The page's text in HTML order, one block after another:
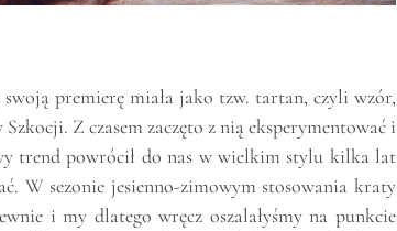
premierę miała jako tzw. tartan, czyli wzór,
Z czasem zaczęto z nią eksperymentować i
trend powrócił do nas w wielkim stylu kilka lat
W sezonie jesienno-zimowym stosowania kraty
i my dlatego wręcz oszalałyśmy na punkcie